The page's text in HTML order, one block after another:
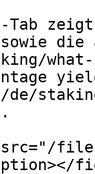
Tab
sowie
de/
files/